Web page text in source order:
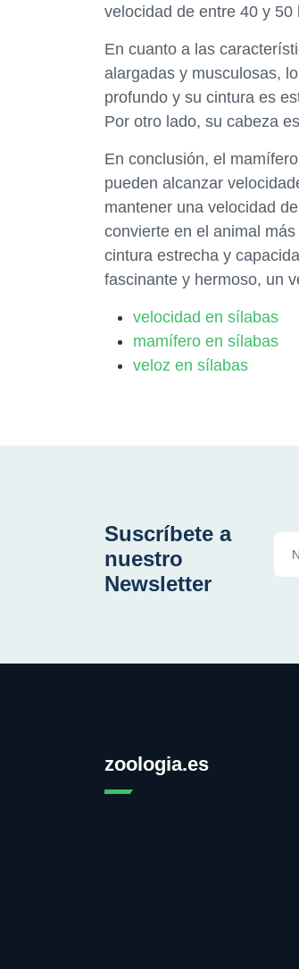
velocidad de entre 40 y
En cuanto a las
alargadas y musculosas,
profundo y su cintura es
Por otro lado, su cabeza
En conclusión, el
pueden alcanzar
mantener una velocidad
convierte en el animal
cintura estrecha y
fascinante y hermoso, un
velocidad en sílabas
mamífero en sílabas
veloz en sílabas
Suscríbete a
nuestro
Newsletter
zoologia.es